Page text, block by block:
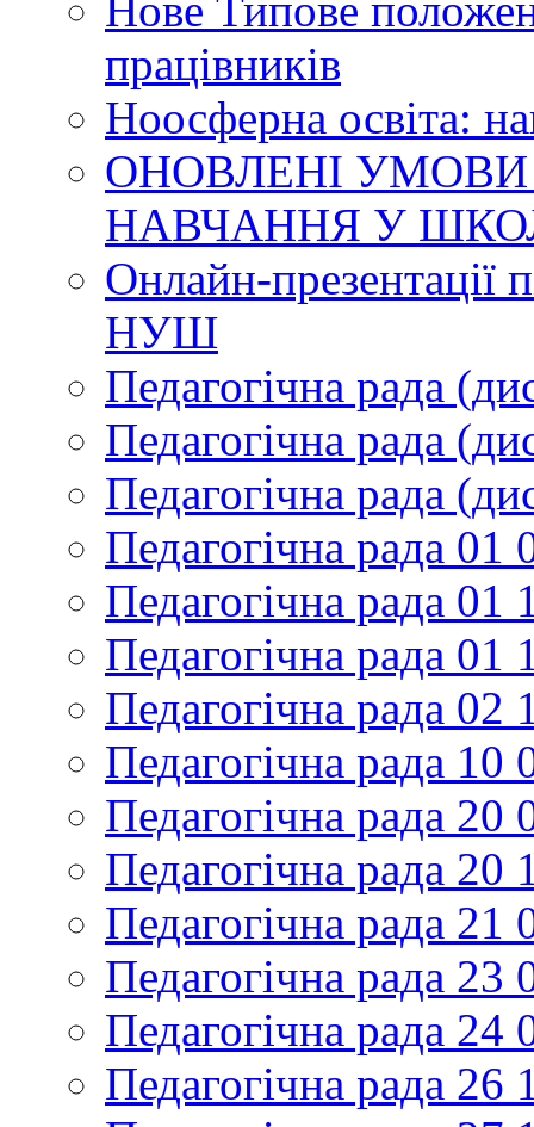
працівників
Ноосферна освіта:
ОНОВЛЕНІ
НАВЧАННЯ У
Онлайн-презентації
НУШ
Педагогічна рада
Педагогічна рада
Педагогічна рада
Педагогічна рада 01
Педагогічна рада 01
Педагогічна рада 01
Педагогічна рада 02
Педагогічна рада 10
Педагогічна рада 20
Педагогічна рада 20
Педагогічна рада 21
Педагогічна рада 23
Педагогічна рада 24
Педагогічна рада 26